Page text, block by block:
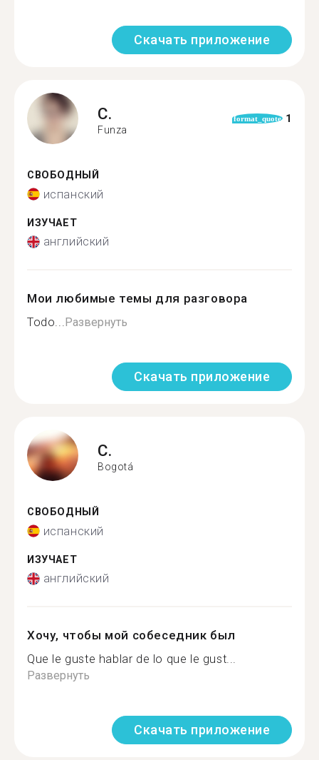
Скачать приложение
C.
Funza
format_quote 1
СВОБОДНЫЙ
испанский
ИЗУЧАЕТ
английский
Мои любимые темы для разговора
Todo...Развернуть
Скачать приложение
C.
Bogotá
СВОБОДНЫЙ
испанский
ИЗУЧАЕТ
английский
Хочу, чтобы мой собеседник был
Que le guste hablar de lo que le gust...
Развернуть
Скачать приложение